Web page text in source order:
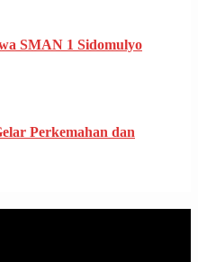
SMAN 1 Sidomulyo
Perkemahan dan